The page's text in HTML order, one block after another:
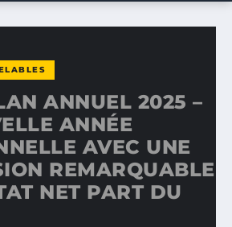
ANNUEL 2025 –
ANNÉE
AVEC UNE
REMARQUABLE
NET PART DU